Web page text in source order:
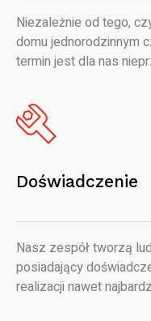
Niezależnie od tego,
domu jednorodzinnym
termin jest dla nas
Doświadczenie
Nasz zespół tworzą
posiadający
realizacji nawet